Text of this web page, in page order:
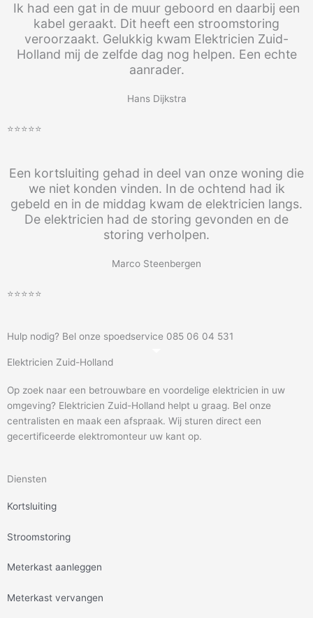
Ik had een gat in de muur geboord en daarbij een
kabel geraakt. Dit heeft een stroomstoring
veroorzaakt. Gelukkig kwam Elektricien Zuid-
Holland mij de zelfde dag nog helpen. Een echte
aanrader.
Hans Dijkstra
⭐⭐⭐⭐⭐
Een kortsluiting gehad in deel van onze woning die
we niet konden vinden. In de ochtend had ik
gebeld en in de middag kwam de elektricien langs.
De elektricien had de storing gevonden en de
storing verholpen.
Marco Steenbergen
⭐⭐⭐⭐⭐
Hulp nodig? Bel onze spoedservice 085 06 04 531
Elektricien Zuid-Holland
Op zoek naar een betrouwbare en voordelige elektricien in uw
omgeving? Elektricien Zuid-Holland helpt u graag. Bel onze
centralisten en maak een afspraak. Wij sturen direct een
gecertificeerde elektromonteur uw kant op.
Diensten
Kortsluiting
Stroomstoring
Meterkast aanleggen
Meterkast vervangen